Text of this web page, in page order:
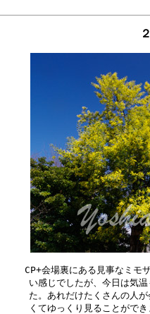
CP+会場裏にある見事なミモ
い感じでしたが、今日は気
た。あれだけたくさんの人
くてゆっくり見ることがで